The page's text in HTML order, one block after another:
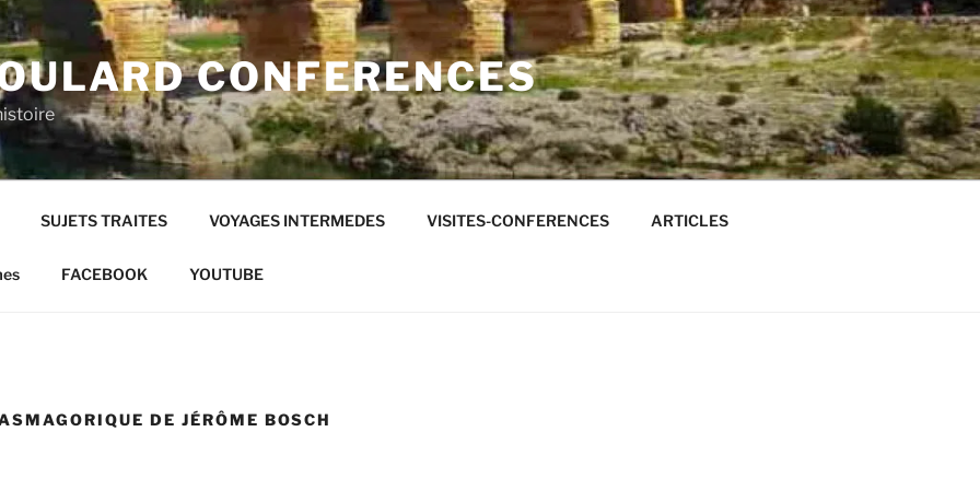
CONFERENCES
SUJETS TRAITES VOYAGES INTERMEDES VISITES-CONFERENCES ARTICLES
FACEBOOK YOUTUBE
DE JÉRÔME BOSCH